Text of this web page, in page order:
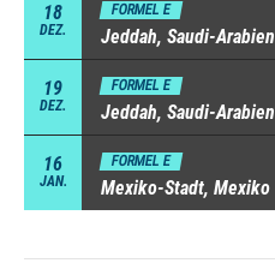
18
DEZ.
FORMEL E
Jeddah, Saudi-Arabien
19
DEZ.
FORMEL E
Jeddah, Saudi-Arabien
16
JAN.
FORMEL E
Mexiko-Stadt, Mexiko